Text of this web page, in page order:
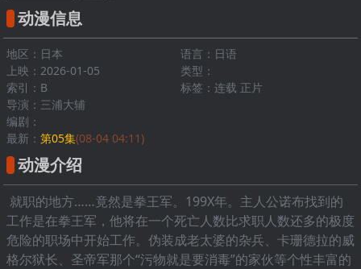
动漫信息
地区：日本
语言：日语
上映：2026-01-05
类型：
索引：B
标签：连载 正片
导演：三浦大辅
编剧：
最新： 第05集(08-04 04:11)
动漫介绍
就职的地方……竟然是拳王军。199X年。主人公诺布找到的
工作是在拳王军，他将在一个死亡人数比求职人数还多的极度
危险的职场中开始工作。伪装成老太婆的杂兵、卡珊德拉的威
格尔狱长、圣帝军那个“污物就是要消毒”的家伙等个性丰富的